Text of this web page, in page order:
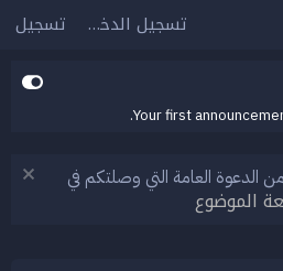
تسجيل الدخول تسجيل
Your first
الدعوة العامة التي وصلتكم في
الموضوع